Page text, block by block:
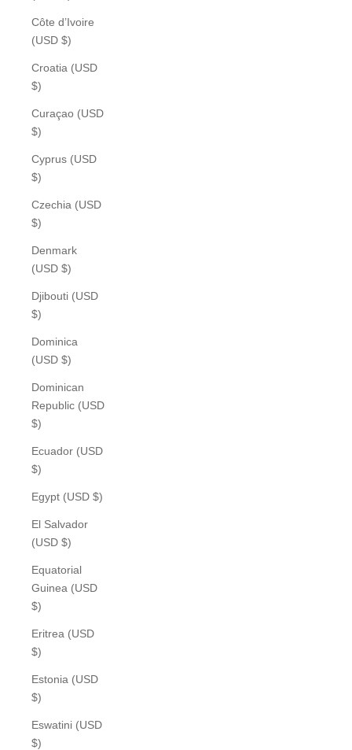
Côte d’Ivoire
(USD $)
Croatia (USD
$)
Curaçao (USD
$)
Cyprus (USD
$)
Czechia (USD
$)
Denmark
(USD $)
Djibouti (USD
$)
Dominica
(USD $)
Dominican
Republic (USD
$)
Ecuador (USD
$)
Egypt (USD $)
El Salvador
(USD $)
Equatorial
Guinea (USD
$)
Eritrea (USD
$)
Estonia (USD
$)
Eswatini (USD
$)